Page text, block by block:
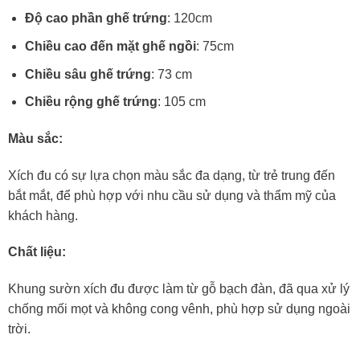
Độ cao phần ghế trứng: 120cm
Chiều cao đến mặt ghế ngồi: 75cm
Chiều sâu ghế trứng: 73 cm
Chiều rộng ghế trứng: 105 cm
Màu sắc:
Xích đu có sự lựa chọn màu sắc đa dạng, từ trẻ trung đến
bắt mắt, để phù hợp với nhu cầu sử dụng và thẩm mỹ của
khách hàng.
Chất liệu:
Khung sườn xích đu được làm từ gỗ bạch đàn, đã qua xử lý
chống mối mọt và không cong vênh, phù hợp sử dụng ngoài
trời.